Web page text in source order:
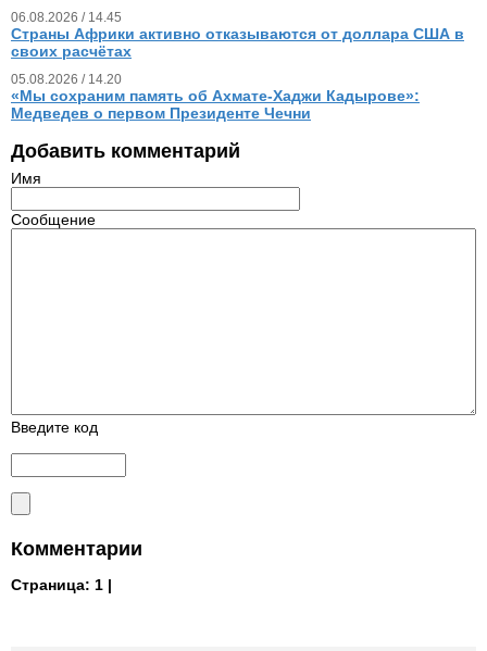
06.08.2026 / 14.45
Страны Африки активно отказываются от доллара США в
своих расчётах
05.08.2026 / 14.20
«Мы сохраним память об Ахмате-Хаджи Кадырове»:
Медведев о первом Президенте Чечни
Добавить комментарий
Имя
Сообщение
Введите код
Комментарии
Страница: 1 |